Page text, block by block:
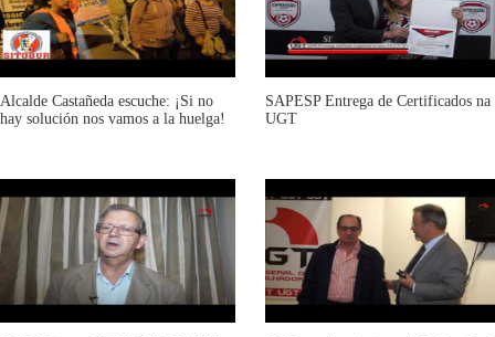
Alcalde Castañeda escuche: ¡Si no
hay solución nos vamos a la huelga!
SAPESP Entrega de Certificados na
UGT